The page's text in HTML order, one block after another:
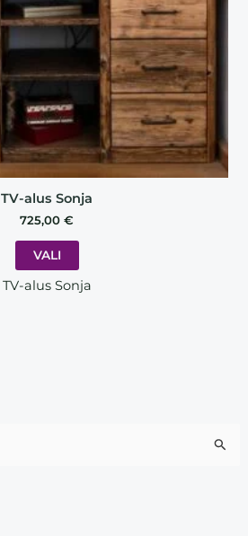
TV-alus Sonja
725,00 €
VALI
chosen
on
the
product
page
TV-alus Sonja